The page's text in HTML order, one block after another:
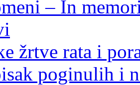
– In
žrtve rata i
poginulih i